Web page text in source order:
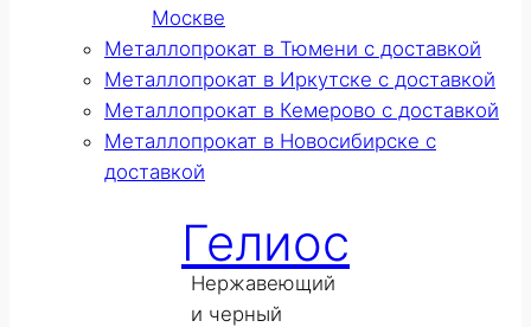
Москве
Металлопрокат в Тюмени с доставкой
Металлопрокат в Иркутске с доставкой
Металлопрокат в Кемерово с доставкой
Металлопрокат в Новосибирске с
доставкой
Гелиос
Нержавеющий
и черный